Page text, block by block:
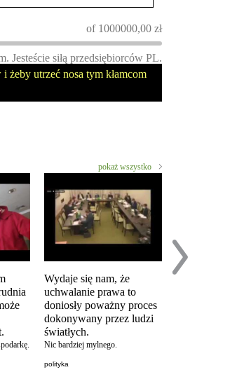
of 1000000,00 zł
Jesteście siłą przedsiębiorców PL.
utrzeć nosa tym kłamcom
pokaż wszystko
Wydaje się nam, że
uchwalanie prawa to
doniosły poważny proces
dokonywany przez ludzi
światłych.
Nic bardziej mylnego.
polityka
Analiza